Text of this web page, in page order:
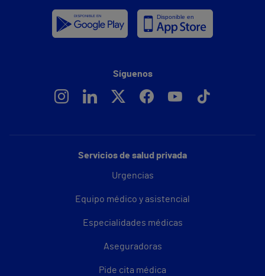
Servicios de salud privada
Urgencias
Equipo médico y asistencial
Especialidades médicas
Aseguradoras
Pide cita médica
Síguenos